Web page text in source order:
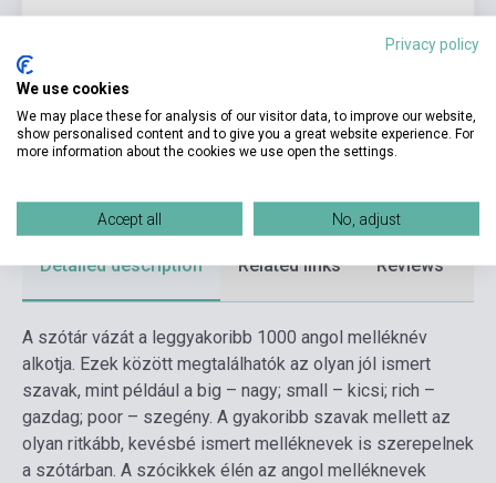
Date of publication 2026
Format Book
Detailed description Related links Reviews
A szótár vázát a leggyakoribb 1000 angol melléknév
alkotja. Ezek között megtalálhatók az olyan jól ismert
szavak, mint például a big – nagy; small – kicsi; rich –
gazdag; poor – szegény. A gyakoribb szavak mellett az
olyan ritkább, kevésbé ismert melléknevek is szerepelnek
a szótárban. A szócikkek élén az angol melléknevek
Privacy policy
We use cookies
We may place these for analysis of our visitor data, to improve our website,
show personalised content and to give you a great website experience. For
more information about the cookies we use open the settings.
Accept all No, adjust